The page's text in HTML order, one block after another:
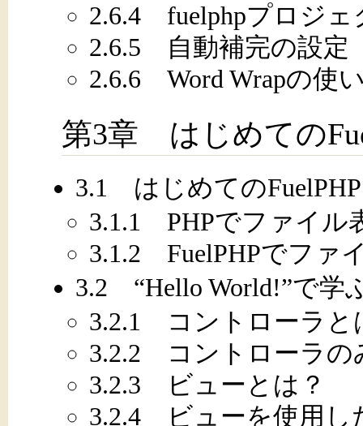
2.6.4 fuelphpプロジェ
2.6.5 自動補完の設定
2.6.6 Word Wrapの使
第3章 はじめての
3.1 はじめての
3.1.1 PHPでファイル
3.1.2 FuelPHPでファ
3.2 “Hello World!”で学
3.2.1 コントローラと
3.2.2 コントローラの
3.2.3 ビューとは？
3.2.4 ビューを使用し